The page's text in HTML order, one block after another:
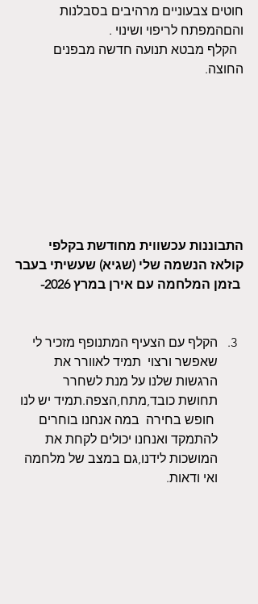
חוטים צבעוניים מרהיבים בסבלנות
והםהמפתח לריפוי ושינוי .
  הקלף מבטא תנועה חדשה מבפנים
החוצה.
התבוננות עכשווית מחודשת בקלפי
קולאז הנשמה שלי (שגיא) שעשיתי בעבר
הקלף עם הצעיף המתנופף מזכיר לי
שאפשר ורצוי  תמיד לאוורר את
הרגשות שלנו על מנת לשחרר
תחושת כובד,מתח,הצפה.תמיד יש לנו
חופש בחירה  במה אנחנו בוחרים
להתמקד ואנחנו יכולים לקחת את
המושכות לידנו,גם במצב של מלחמה
ואי ודאות.